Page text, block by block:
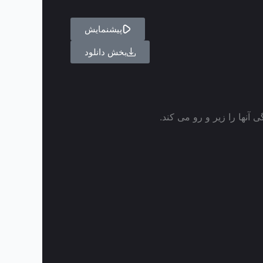
پیشنمایش
بخش دانلود
آنها را زیر و رو می کند.